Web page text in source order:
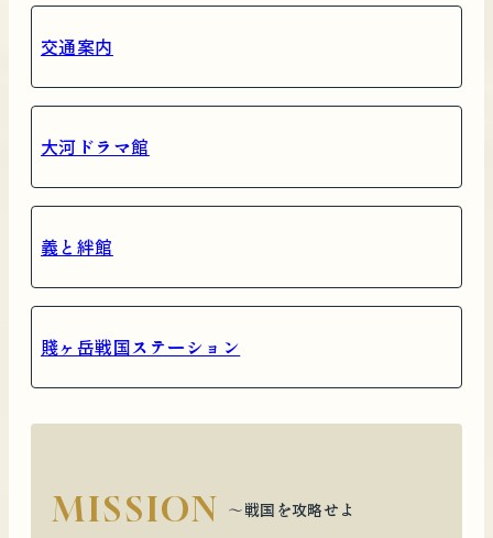
交通案内
大河ドラマ館
義と絆館
賤ヶ岳戦国ステーション
MISSION 〜戦国を攻略せよ